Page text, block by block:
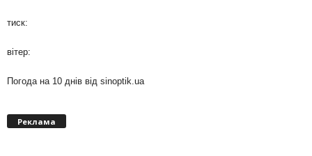
тиск:
вітер:
Погода на 10 днів від sinoptik.ua
Реклама